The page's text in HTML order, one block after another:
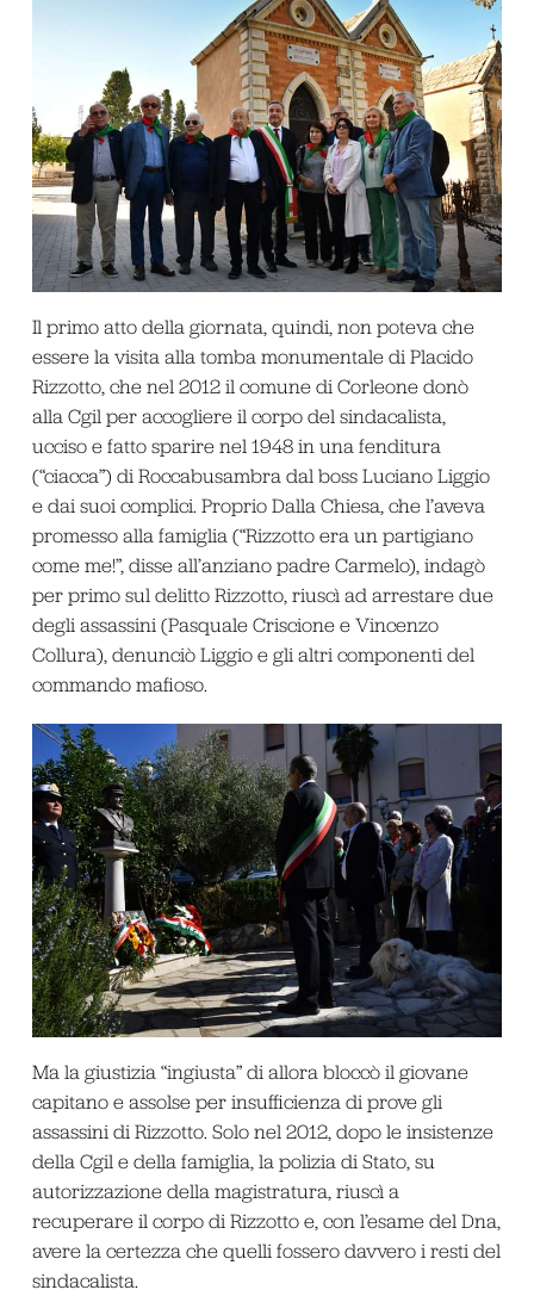
Il primo atto della giornata, quindi, non poteva che
essere la visita alla tomba monumentale di Placido
Rizzotto, che nel 2012 il comune di Corleone donò
alla Cgil per accogliere il corpo del sindacalista,
ucciso e fatto sparire nel 1948 in una fenditura
(“ciacca”) di Roccabusambra dal boss Luciano Liggio
e dai suoi complici. Proprio Dalla Chiesa, che l’aveva
promesso alla famiglia (“Rizzotto era un partigiano
come me!”, disse all’anziano padre Carmelo), indagò
per primo sul delitto Rizzotto, riuscì ad arrestare due
degli assassini (Pasquale Criscione e Vincenzo
Collura), denunciò Liggio e gli altri componenti del
commando mafioso.
Ma la giustizia “ingiusta” di allora bloccò il giovane
capitano e assolse per insufficienza di prove gli
assassini di Rizzotto. Solo nel 2012, dopo le insistenze
della Cgil e della famiglia, la polizia di Stato, su
autorizzazione della magistratura, riuscì a
recuperare il corpo di Rizzotto e, con l’esame del Dna,
avere la certezza che quelli fossero davvero i resti del
sindacalista.